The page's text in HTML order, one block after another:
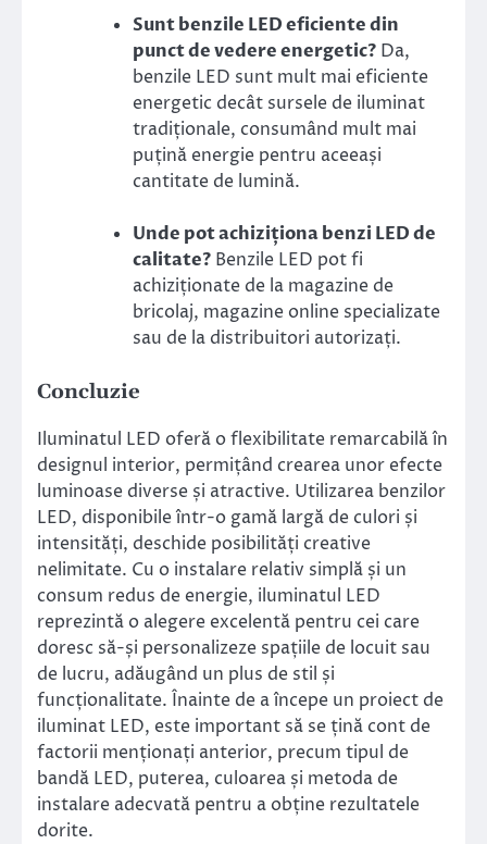
Sunt benzile LED eficiente din
punct de vedere energetic? Da,
benzile LED sunt mult mai eficiente
energetic decât sursele de iluminat
tradiționale, consumând mult mai
puțină energie pentru aceeași
cantitate de lumină.
Unde pot achiziționa benzi LED de
calitate? Benzile LED pot fi
achiziționate de la magazine de
bricolaj, magazine online specializate
sau de la distribuitori autorizați.
Concluzie
Iluminatul LED oferă o flexibilitate remarcabilă în
designul interior, permițând crearea unor efecte
luminoase diverse și atractive. Utilizarea benzilor
LED, disponibile într-o gamă largă de culori și
intensități, deschide posibilități creative
nelimitate. Cu o instalare relativ simplă și un
consum redus de energie, iluminatul LED
reprezintă o alegere excelentă pentru cei care
doresc să-și personalizeze spațiile de locuit sau
de lucru, adăugând un plus de stil și
funcționalitate. Înainte de a începe un proiect de
iluminat LED, este important să se țină cont de
factorii menționați anterior, precum tipul de
bandă LED, puterea, culoarea și metoda de
instalare adecvată pentru a obține rezultatele
dorite.